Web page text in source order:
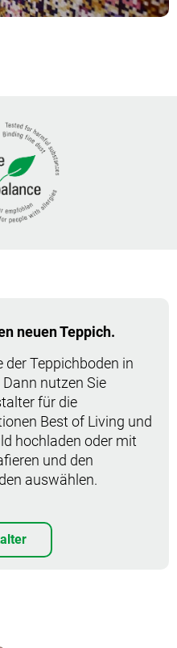
neuen Teppich.
der Teppichboden in
nutzen Sie
für die
Best of Living und
hochladen oder mit
und den
auswählen.